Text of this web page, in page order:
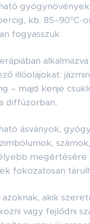
kb. 85–90°C-
fogyasszuk.
illóolajokat:
– majd kenje
diffúzorban.
ásványok,
megértésére
fokozatosan
akik
vagy fejlődni